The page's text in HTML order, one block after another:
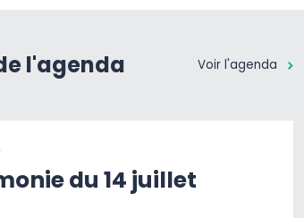
l'agenda Voir l'agenda
du 14 juillet